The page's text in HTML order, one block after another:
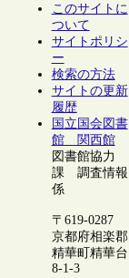
このサイトに
ついて
サイトポリシ
ー
検索の方法
サイトの更新
履歴
国立国会図書
館 関西館
図書館協力
課 調査情報
係
〒619-0287
京都府相楽郡
精華町精華台
8-1-3